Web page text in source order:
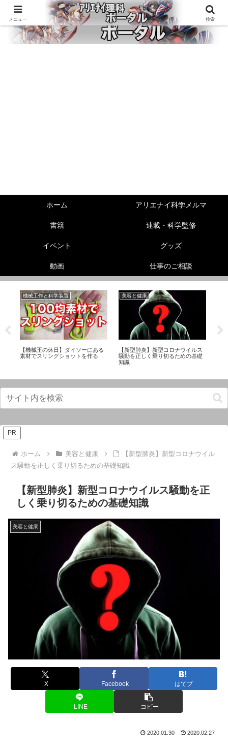
ホーム アリエナイ科学メルマ
書籍 連載・科学監修
イベント グッズ
動画 仕事のご相談
機械工作と科学装置
【機械王の休日】ダイソーにある
素材でスリングショットを作る
美容と健康
【新型肺炎】新型コロナウイルス
騒動を正しく乗り切るための基礎
知識
PR
ホーム 美容と健康
【新型肺炎】新型コロナウイル
ス騒動を正しく乗り切るための基礎知識
【新型肺炎】新型コロナウイルス騒動を正
しく乗り切るための基礎知識
美容と健康
X Facebook はてブ
LINE コピー
2020.01.30 2020.02.27
メニュー 検索